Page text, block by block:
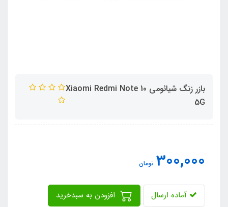
بازر زنگ شیائومی Xiaomi Redmi Note 10
5G
300,000 تومان
آماده ارسال